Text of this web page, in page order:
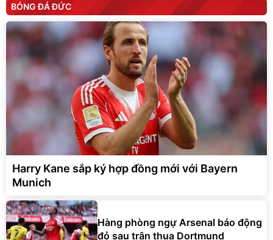
BÓNG ĐÁ ĐỨC
Harry Kane sắp ký hợp đồng mới với Bayern
Munich
Hàng phòng ngự Arsenal báo động
đỏ sau trận thua Dortmund